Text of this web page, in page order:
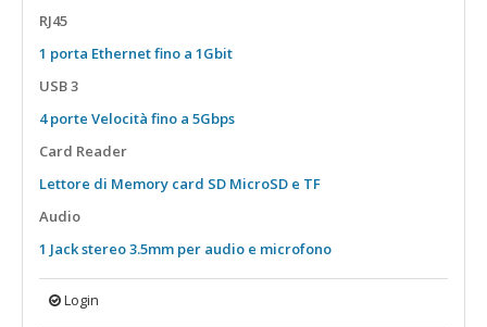
15,6" Touch
18,5"
RJ45
1 porta Ethernet fino a 1Gbit
USB 3
4 porte Velocità fino a 5Gbps
Card Reader
Lettore di Memory card SD MicroSD e TF
Audio
1 Jack stereo 3.5mm per audio e microfono
Login